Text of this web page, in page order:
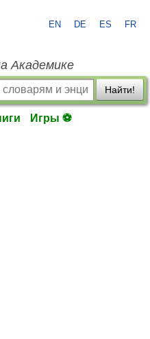
EN DE ES FR
Академике
Найти!
Игры ⚽